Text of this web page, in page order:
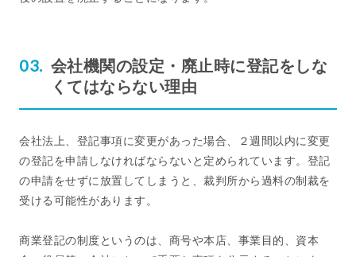
会社機関の設定・廃止時に登記をしな
くてはならない理由
会社法上、登記事項に変更があった場合、２週間以内に変更
の登記を申請しなければならないと定められています。登記
の申請をせずに放置してしまうと、裁判所から過料の制裁を
受ける可能性があります。
商業登記の制度というのは、商号や本店、事業目的、資本